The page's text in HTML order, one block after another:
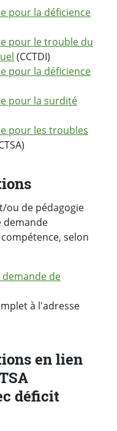
pour la déficience
pour le trouble du
(CCTDI)
pour la déficience
pour la surdité
pour les troubles
ou de pédagogie
demande
selon
de
à l'adresse
en lien
déficit